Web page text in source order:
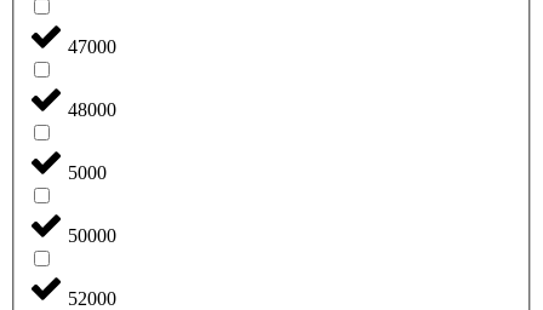
47000
48000
5000
50000
52000